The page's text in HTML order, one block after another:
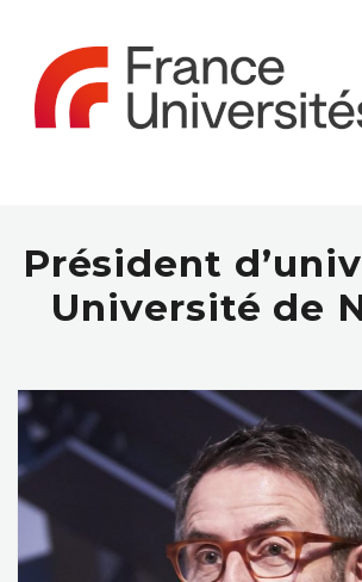
Président
Université de